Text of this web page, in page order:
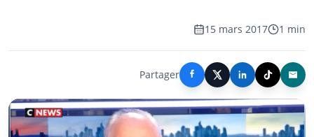
15 mars 2017 1 min
Partager